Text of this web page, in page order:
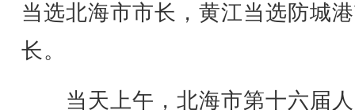
当选北海市市长，黄江当选防城
长。
当天上午，北海市第十六届